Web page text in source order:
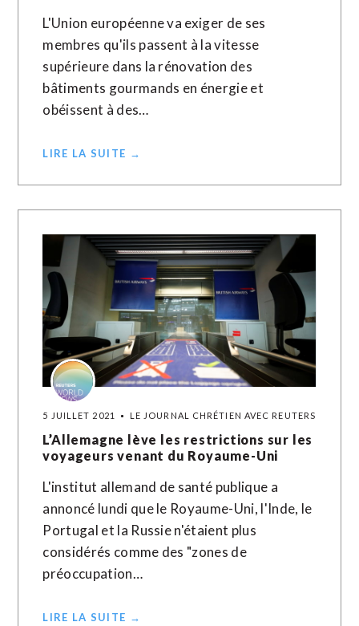
L'Union européenne va exiger de ses
membres qu'ils passent à la vitesse
supérieure dans la rénovation des
bâtiments gourmands en énergie et
obéissent à des…
LIRE LA SUITE →
5 JUILLET 2021 LE JOURNAL CHRÉTIEN AVEC REUTERS
L’Allemagne lève les restrictions sur les
voyageurs venant du Royaume-Uni
L'institut allemand de santé publique a
annoncé lundi que le Royaume-Uni, l'Inde, le
Portugal et la Russie n'étaient plus
considérés comme des "zones de
préoccupation…
LIRE LA SUITE →